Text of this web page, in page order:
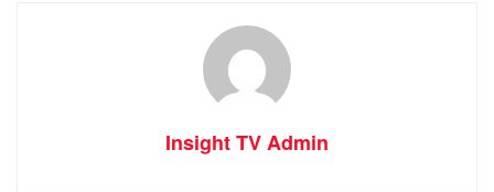
Insight TV Admin